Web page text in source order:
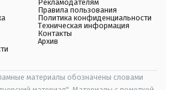
Рекламодателям
Правила пользования
Политика конфиденциальности
Техническая информация
Контакты
Архив
материалы обозначены словами